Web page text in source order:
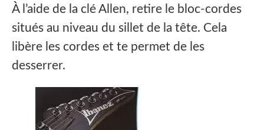
À l’aide de la clé Allen, retire le bloc-cordes
situés au niveau du sillet de la tête. Cela
libère les cordes et te permet de les
desserrer.